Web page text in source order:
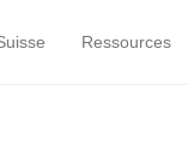
Ressources